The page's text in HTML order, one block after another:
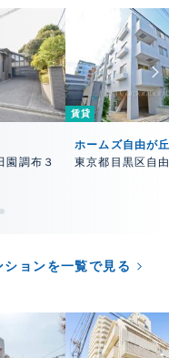
園調布３
賃貸
ホームズ自由が
東京都目黒区自
ョンを一覧で見る